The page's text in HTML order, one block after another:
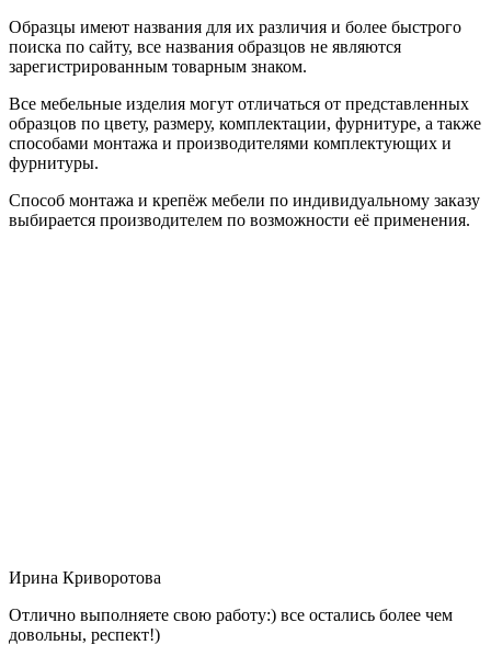
Образцы имеют названия для их различия и более быстрого
поиска по сайту, все названия образцов не являются
зарегистрированным товарным знаком.
Все мебельные изделия могут отличаться от представленных
образцов по цвету, размеру, комплектации, фурнитуре, а также
способами монтажа и производителями комплектующих и
фурнитуры.
Способ монтажа и крепёж мебели по индивидуальному заказу
выбирается производителем по возможности её применения.
Ирина Криворотова
Отлично выполняете свою работу:) все остались более чем
довольны, респект!)